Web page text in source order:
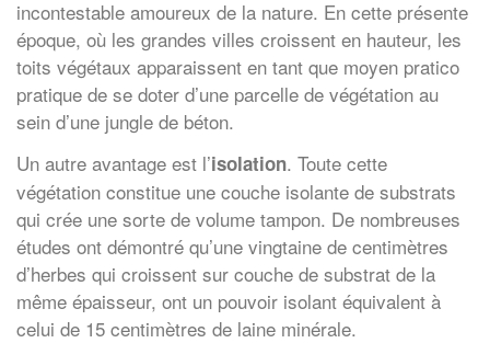
incontestable amoureux de la nature. En cette présente
époque, où les grandes villes croissent en hauteur, les
toits végétaux apparaissent en tant que moyen pratico
pratique de se doter d’une parcelle de végétation au
sein d’une jungle de béton.
Un autre avantage est l’isolation. Toute cette
végétation constitue une couche isolante de substrats
qui crée une sorte de volume tampon. De nombreuses
études ont démontré qu’une vingtaine de centimètres
d’herbes qui croissent sur couche de substrat de la
même épaisseur, ont un pouvoir isolant équivalent à
celui de 15 centimètres de laine minérale.